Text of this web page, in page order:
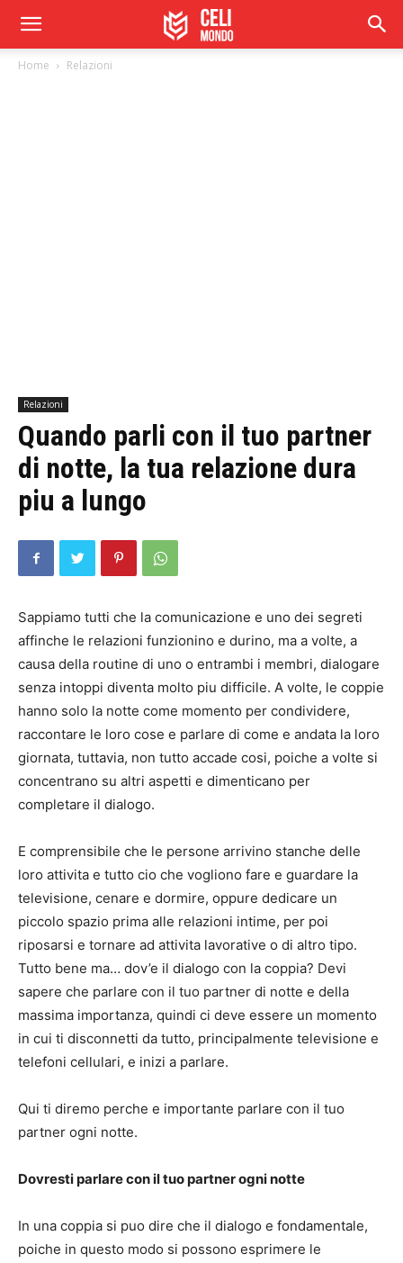
Home Relazioni
Relazioni
Quando parli con il tuo partner
di notte, la tua relazione dura
piu a lungo
Sappiamo tutti che la comunicazione e uno dei segreti
affinche le relazioni funzionino e durino, ma a volte, a
causa della routine di uno o entrambi i membri, dialogare
senza intoppi diventa molto piu difficile. A volte, le coppie
hanno solo la notte come momento per condividere,
raccontare le loro cose e parlare di come e andata la loro
giornata, tuttavia, non tutto accade cosi, poiche a volte si
concentrano su altri aspetti e dimenticano per
completare il dialogo.
E comprensibile che le persone arrivino stanche delle
loro attivita e tutto cio che vogliono fare e guardare la
televisione, cenare e dormire, oppure dedicare un
piccolo spazio prima alle relazioni intime, per poi
riposarsi e tornare ad attivita lavorative o di altro tipo.
Tutto bene ma… dov’e il dialogo con la coppia? Devi
sapere che parlare con il tuo partner di notte e della
massima importanza, quindi ci deve essere un momento
in cui ti disconnetti da tutto, principalmente televisione e
telefoni cellulari, e inizi a parlare.
Qui ti diremo perche e importante parlare con il tuo
partner ogni notte.
Dovresti parlare con il tuo partner ogni notte
In una coppia si puo dire che il dialogo e fondamentale,
poiche in questo modo si possono esprimere le